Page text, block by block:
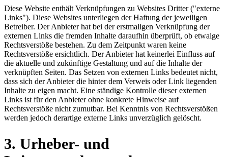
Diese Website enthält Verknüpfungen zu Websites Dritter ("externe
Links"). Diese Websites unterliegen der Haftung der jeweiligen
Betreiber. Der Anbieter hat bei der erstmaligen Verknüpfung der
externen Links die fremden Inhalte daraufhin überprüft, ob etwaige
Rechtsverstöße bestehen. Zu dem Zeitpunkt waren keine
Rechtsverstöße ersichtlich. Der Anbieter hat keinerlei Einfluss auf
die aktuelle und zukünftige Gestaltung und auf die Inhalte der
verknüpften Seiten. Das Setzen von externen Links bedeutet nicht,
dass sich der Anbieter die hinter dem Verweis oder Link liegenden
Inhalte zu eigen macht. Eine ständige Kontrolle dieser externen
Links ist für den Anbieter ohne konkrete Hinweise auf
Rechtsverstöße nicht zumutbar. Bei Kenntnis von Rechtsverstößen
werden jedoch derartige externe Links unverzüglich gelöscht.
3. Urheber- und